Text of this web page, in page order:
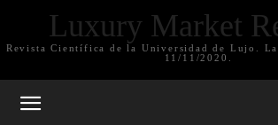
Luxury Market
Revista Científica de la Universidad de Lujo.
11/11/2020.